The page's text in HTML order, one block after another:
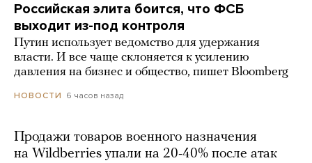
Российская элита боится, что ФСБ
выходит из-под контроля
Путин использует ведомство для удержания
власти. И все чаще склоняется к усилению
давления на бизнес и общество, пишет Bloomberg
НОВОСТИ 6 часов назад
Продажи товаров военного назначения
на Wildberries упали на 20-40% после атак